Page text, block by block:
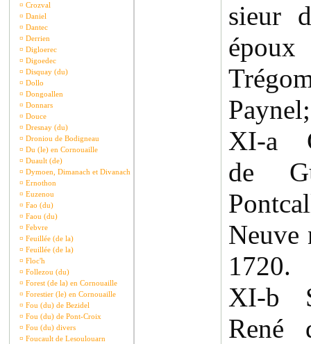
¤ Crozval
¤ Daniel
¤ Dantec
¤ Derrien
¤ Digloerec
¤ Digoedec
¤ Disquay (du)
¤ Dollo
¤ Dongoallen
¤ Donnars
¤ Douce
¤ Dresnay (du)
¤ Droniou de Bodigneau
¤ Du (le) en Cornouaille
¤ Duault (de)
¤ Dymoen, Dimanach et Divanach
¤ Ernothon
¤ Euzenou
¤ Fao (du)
¤ Faou (du)
¤ Febvre
¤ Feuillée (de la)
¤ Feuillée (de la)
¤ Floc'h
¤ Follezou (du)
¤ Forest (de la) en Cornouaille
¤ Forestier (le) en Cornouaille
¤ Fou (du) de Bezidel
¤ Fou (du) de Pont-Croix
¤ Fou (du) divers
¤ Foucault de Lesoulouarn
sieur
XI-a
de
Neuve
1720.
XI-b
René